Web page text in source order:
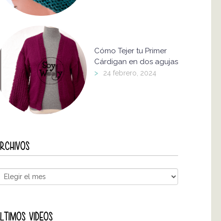
Cómo Tejer tu Primer
Cárdigan en dos agujas
> 24 febrero, 2024
VIDEOS